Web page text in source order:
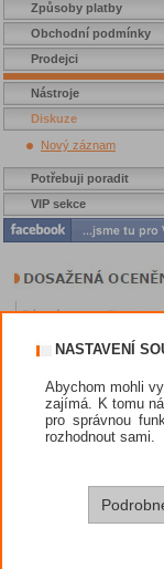
Způsoby platby
Obchodní podmínky
Prodejci
Nástroje
Diskuze
Nový záznam
Potřebuji poradit
VIP sekce
NASTAVENÍ
Abychom mohli
zajímá. K tomu
pro správnou
rozhodnout sami.